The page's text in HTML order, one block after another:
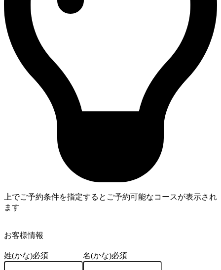
上でご予約条件を指定するとご予約可能なコースが表示され
ます
お客様情報
姓(かな)必須 名(かな)必須